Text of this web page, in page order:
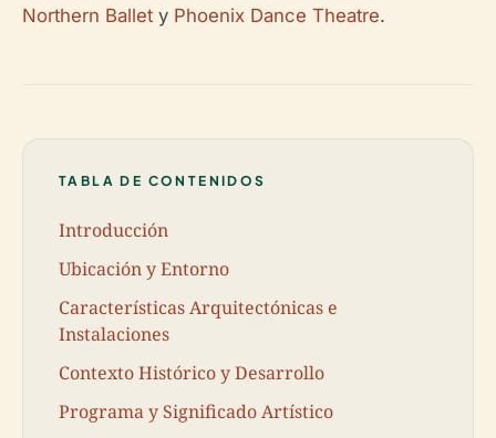
Northern Ballet y Phoenix Dance Theatre.
TABLA DE CONTENIDOS
Introducción
Ubicación y Entorno
Características Arquitectónicas e
Instalaciones
Contexto Histórico y Desarrollo
Programa y Significado Artístico